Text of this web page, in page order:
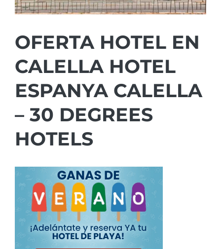
OFERTA HOTEL EN
CALELLA HOTEL
ESPANYA CALELLA
– 30 DEGREES
HOTELS